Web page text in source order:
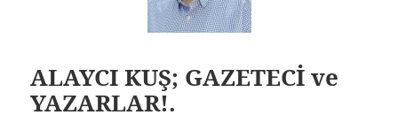
ALAYCI KUŞ; GAZETECİ ve
YAZARLAR!.